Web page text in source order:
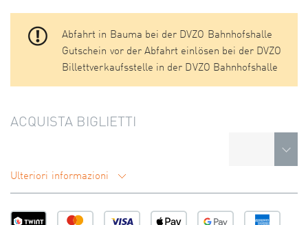
Abfahrt in Bauma bei der DVZO Bahnhofshalle
Gutschein vor der Abfahrt einlösen bei der DVZO
Billettverkaufsstelle in der DVZO Bahnhofshalle
ACQUISTA BIGLIETTI
Ulteriori informazioni